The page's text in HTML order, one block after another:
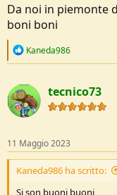
Da noi in piemonte
boni boni
R
c
t
i
o
s
:
Kaneda986
tecnico73
11 Maggio 2023
Kaneda986 ha scritto:
Si son buoni buoni,